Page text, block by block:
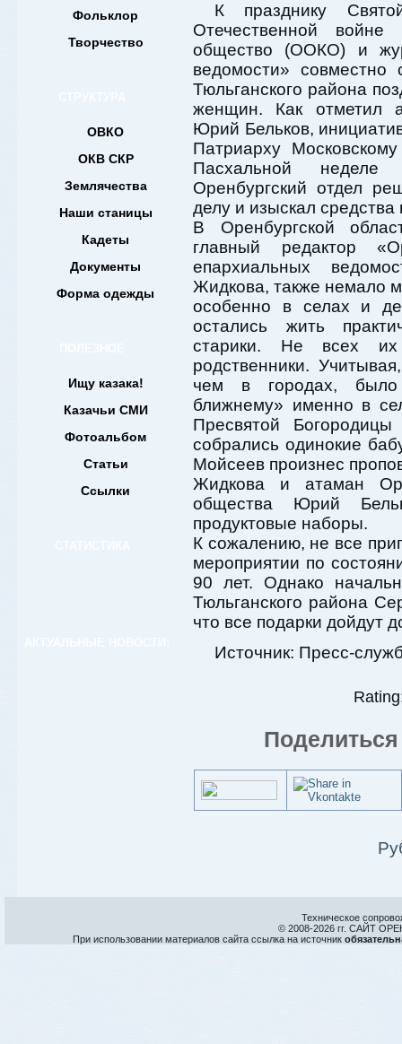
Фольклор
Творчество
ОВКО
ОКВ СКР
Землячества
Наши станицы
Кадеты
Документы
Форма одежды
Ищу казака!
Казачьи СМИ
Фотоальбом
Статьи
Ссылки
К празднику
Отечественной войне
общество (ООКО) и
ведомости»
Тюльганского района
женщин. Как отметил
Юрий Бельков,
Патриарху
Пасхальной неделе
Оренбургский отдел
делу и изыскал средства
В Оренбургской
главный редактор
епархиальных
Жидкова, также немало
особенно в селах и
остались жить
старики. Не всех
родственники.
чем в городах,
ближнему» именно в
Пресвятой
собрались одинокие
Мойсеев произнес
Жидкова и атаман
общества Юрий
продуктовые наборы.
К сожалению, не все
мероприятии по
90 лет. Однако
Тюльганского района
что все подарки дойдут
Источник: Пресс-
Техническое
© 2008-2026 гг. САЙТ
При использовании материалов сайта ссылка на источник